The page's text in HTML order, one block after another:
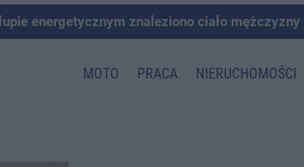
energetycznym znaleziono ciało mężczyzny
MOTO PRACA NIERUCHOMOŚCI